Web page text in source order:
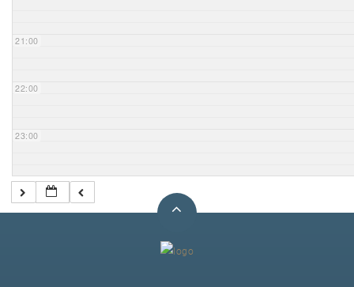
21:00
22:00
23:00